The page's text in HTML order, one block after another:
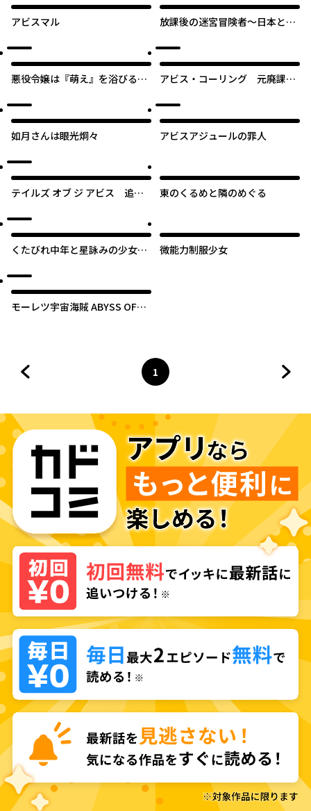
アビスマル
放課後の迷宮冒険者～日本と異
た僕はレベルアップに勤しみま
す～
悪役令嬢は『萌え』を浴びるほ
アビス・コーリング 元廃課金
異世界に召喚されたら
如月さんは眼光炯々 アビスアジュールの罪人
テイルズ オブ ジ アビス 追憶
東のくるめと隣のめぐる
くたびれ中年と星詠みの少女
ンですが、実は最強の魔導具使
いでした
微能力制服少女
モーレツ宇宙海賊 ABYSS OF
ページ
1
へ